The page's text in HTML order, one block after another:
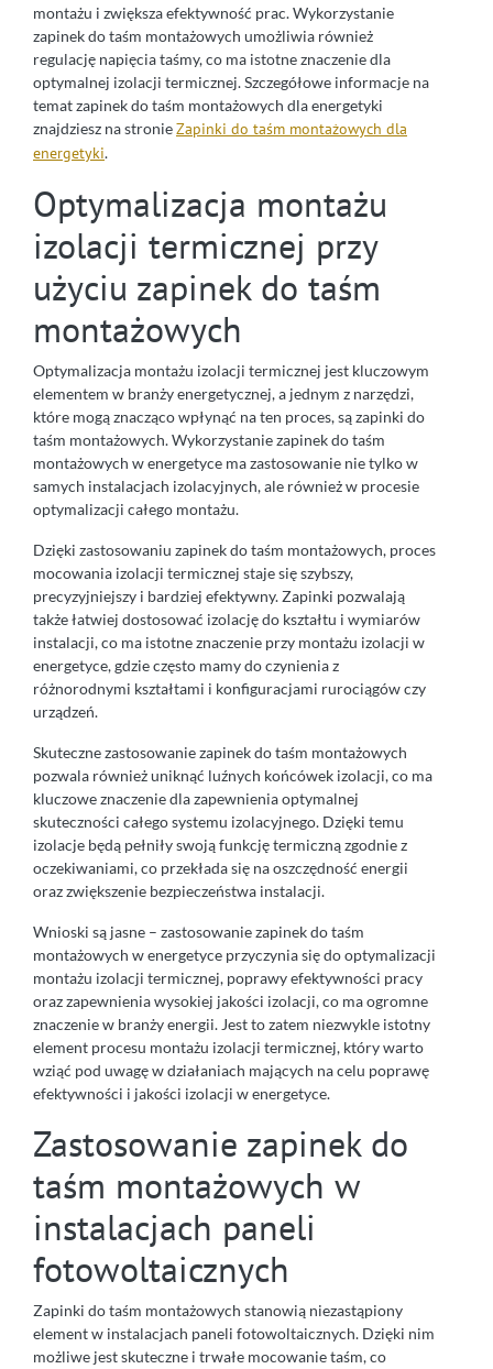
montażu i zwiększa efektywność prac. Wykorzystanie
zapinek do taśm montażowych umożliwia również
regulację napięcia taśmy, co ma istotne znaczenie dla
optymalnej izolacji termicznej. Szczegółowe informacje na
temat zapinek do taśm montażowych dla energetyki
znajdziesz na stronieZapinki do taśm montażowych dla
energetyki.
Optymalizacja montażu
izolacji termicznej przy
użyciu zapinek do taśm
montażowych
Optymalizacja montażu izolacji termicznej jest kluczowym
elementem w branży energetycznej, a jednym z narzędzi,
które mogą znacząco wpłynąć na ten proces, są zapinki do
taśm montażowych. Wykorzystanie zapinek do taśm
montażowych w energetyce ma zastosowanie nie tylko w
samych instalacjach izolacyjnych, ale również w procesie
optymalizacji całego montażu.
Dzięki zastosowaniu zapinek do taśm montażowych, proces
mocowania izolacji termicznej staje się szybszy,
precyzyjniejszy i bardziej efektywny. Zapinki pozwalają
także łatwiej dostosować izolację do kształtu i wymiarów
instalacji, co ma istotne znaczenie przy montażu izolacji w
energetyce, gdzie często mamy do czynienia z
różnorodnymi kształtami i konfiguracjami rurociągów czy
urządzeń.
Skuteczne zastosowanie zapinek do taśm montażowych
pozwala również uniknąć luźnych końcówek izolacji, co ma
kluczowe znaczenie dla zapewnienia optymalnej
skuteczności całego systemu izolacyjnego. Dzięki temu
izolacje będą pełniły swoją funkcję termiczną zgodnie z
oczekiwaniami, co przekłada się na oszczędność energii
oraz zwiększenie bezpieczeństwa instalacji.
Wnioski są jasne – zastosowanie zapinek do taśm
montażowych w energetyce przyczynia się do optymalizacji
montażu izolacji termicznej, poprawy efektywności pracy
oraz zapewnienia wysokiej jakości izolacji, co ma ogromne
znaczenie w branży energii. Jest to zatem niezwykle istotny
element procesu montażu izolacji termicznej, który warto
wziąć pod uwagę w działaniach mających na celu poprawę
efektywności i jakości izolacji w energetyce.
Zastosowanie zapinek do
taśm montażowych w
instalacjach paneli
fotowoltaicznych
Zapinki do taśm montażowych stanowią niezastąpiony
element w instalacjach paneli fotowoltaicznych. Dzięki nim
możliwe jest skuteczne i trwałe mocowanie taśm, co